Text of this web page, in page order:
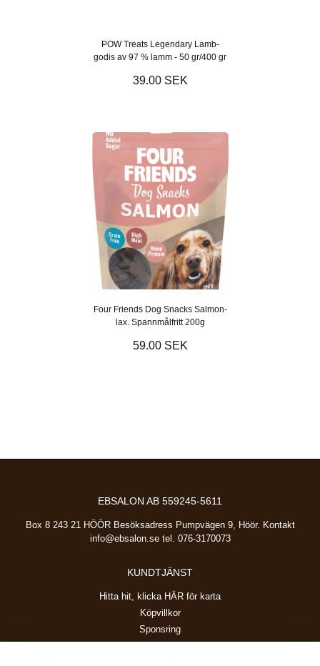
POW Treats Legendary Lamb-
godis av 97 % lamm - 50 gr/400 gr
39.00 SEK
Four Friends Dog Snacks Salmon-
lax. Spannmålfritt 200g
59.00 SEK
EBSALON AB 559245-5611
Box 8 243 21 HÖÖR Besöksadress Pumpvägen 9, Höör. Kontakt
info@ebsalon.setel. 076-3170073
KUNDTJÄNST
Hitta hit, klicka HÄR för karta
Köpvillkor
Sponsring